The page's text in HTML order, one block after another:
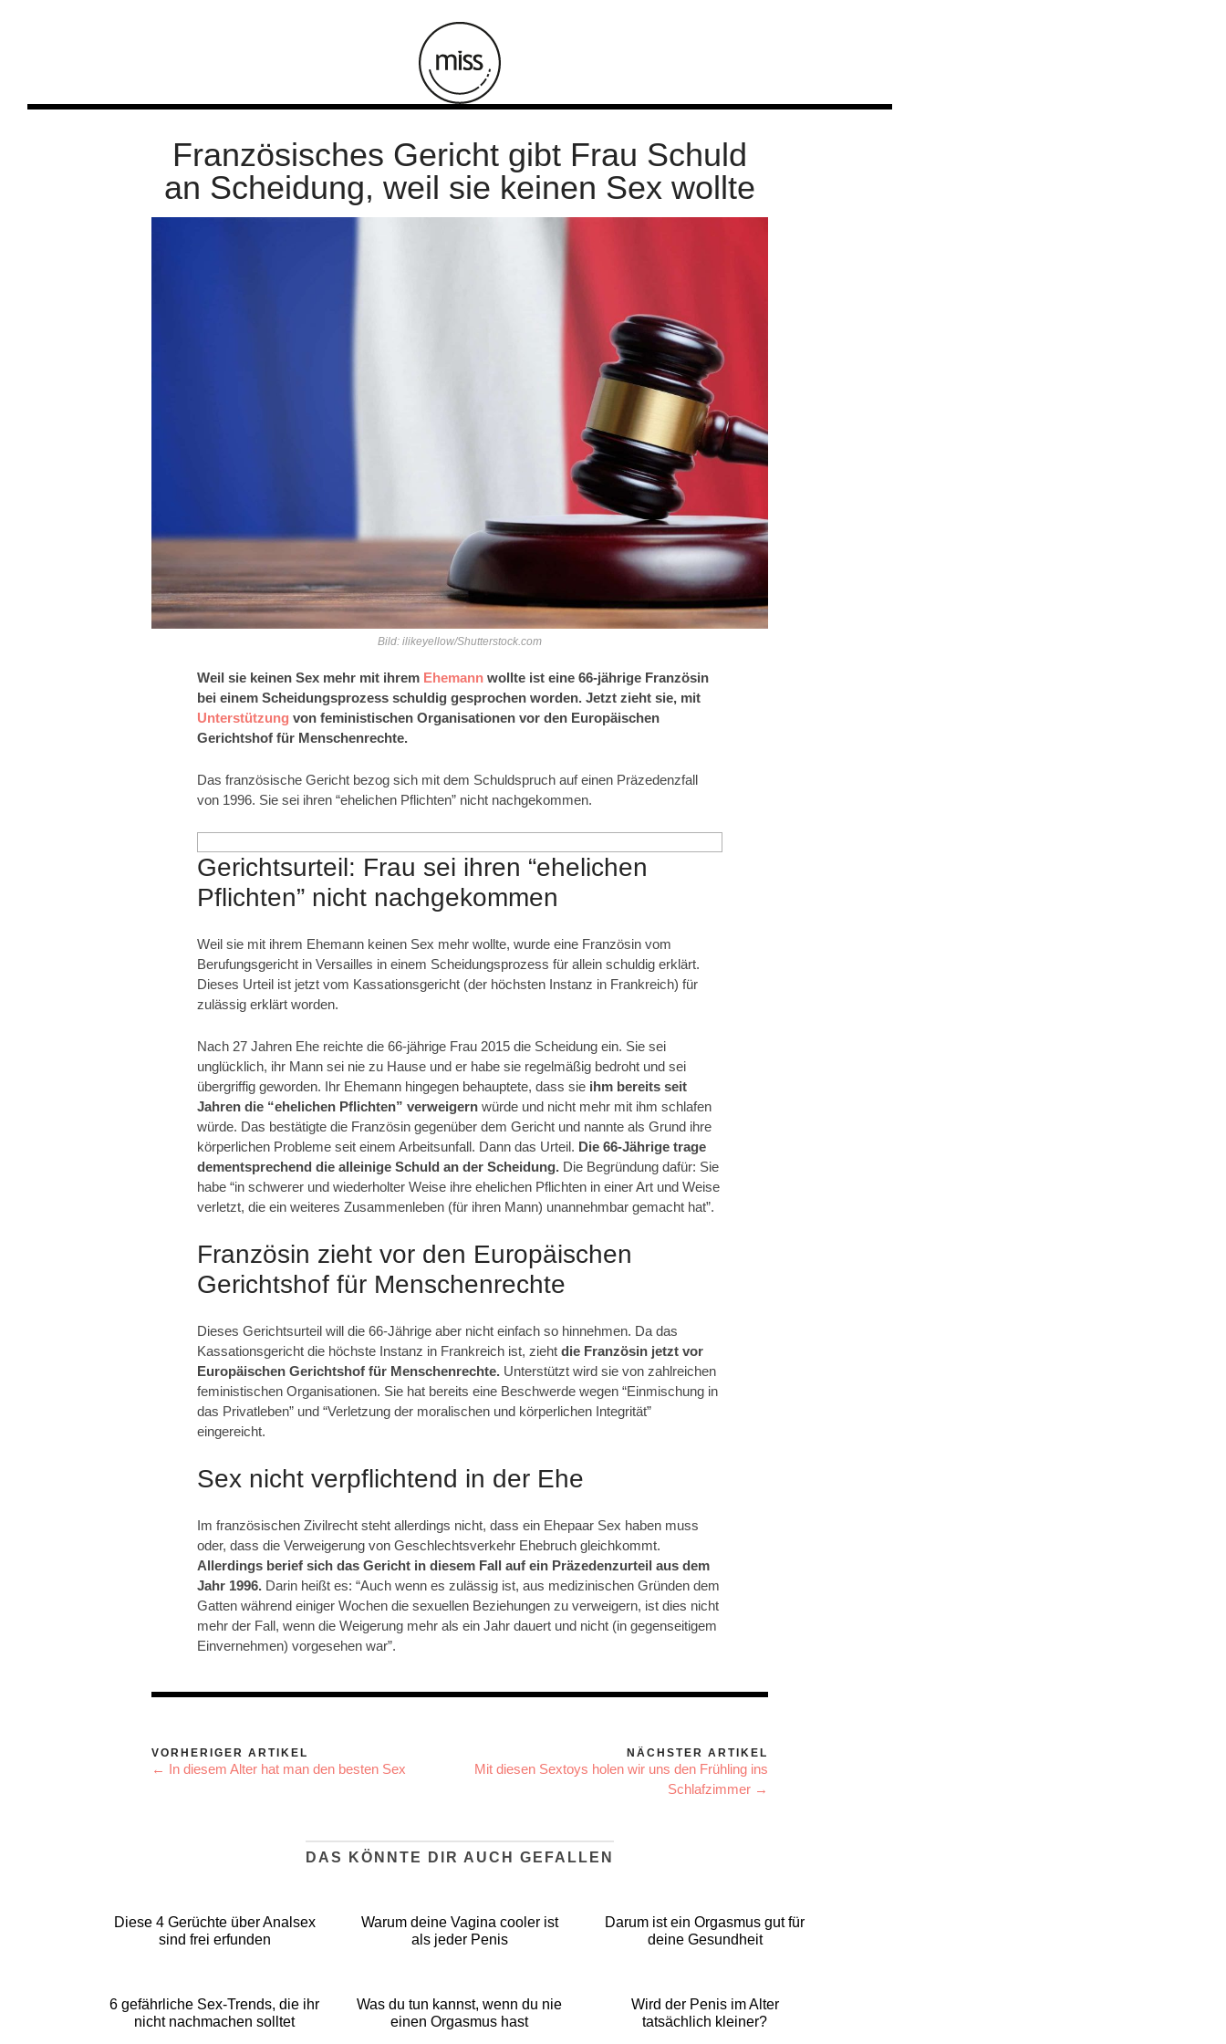
Französisches Gericht gibt Frau Schuld
an Scheidung, weil sie keinen Sex wollte
Bild: ilikeyellow/Shutterstock.com
Weil sie keinen Sex mehr mit ihrem Ehemann wollte ist eine 66-jährige Französin
bei einem Scheidungsprozess schuldig gesprochen worden. Jetzt zieht sie, mit
Unterstützung von feministischen Organisationen vor den Europäischen
Gerichtshof für Menschenrechte.
Das französische Gericht bezog sich mit dem Schuldspruch auf einen Präzedenzfall
von 1996. Sie sei ihren “ehelichen Pflichten” nicht nachgekommen.
Gerichtsurteil: Frau sei ihren “ehelichen
Pflichten” nicht nachgekommen
Weil sie mit ihrem Ehemann keinen Sex mehr wollte, wurde eine Französin vom
Berufungsgericht in Versailles in einem Scheidungsprozess für allein schuldig erklärt.
Dieses Urteil ist jetzt vom Kassationsgericht (der höchsten Instanz in Frankreich) für
zulässig erklärt worden.
Nach 27 Jahren Ehe reichte die 66-jährige Frau 2015 die Scheidung ein. Sie sei
unglücklich, ihr Mann sei nie zu Hause und er habe sie regelmäßig bedroht und sei
übergriffig geworden. Ihr Ehemann hingegen behauptete, dass sie ihm bereits seit
Jahren die “ehelichen Pflichten” verweigern würde und nicht mehr mit ihm schlafen
würde. Das bestätigte die Französin gegenüber dem Gericht und nannte als Grund ihre
körperlichen Probleme seit einem Arbeitsunfall. Dann das Urteil. Die 66-Jährige trage
dementsprechend die alleinige Schuld an der Scheidung. Die Begründung dafür: Sie
habe “in schwerer und wiederholter Weise ihre ehelichen Pflichten in einer Art und Weise
verletzt, die ein weiteres Zusammenleben (für ihren Mann) unannehmbar gemacht hat”.
Französin zieht vor den Europäischen
Gerichtshof für Menschenrechte
Dieses Gerichtsurteil will die 66-Jährige aber nicht einfach so hinnehmen. Da das
Kassationsgericht die höchste Instanz in Frankreich ist, zieht die Französin jetzt vor
Europäischen Gerichtshof für Menschenrechte. Unterstützt wird sie von zahlreichen
feministischen Organisationen. Sie hat bereits eine Beschwerde wegen “Einmischung in
das Privatleben” und “Verletzung der moralischen und körperlichen Integrität”
eingereicht.
Sex nicht verpflichtend in der Ehe
Im französischen Zivilrecht steht allerdings nicht, dass ein Ehepaar Sex haben muss
oder, dass die Verweigerung von Geschlechtsverkehr Ehebruch gleichkommt.
Allerdings berief sich das Gericht in diesem Fall auf ein Präzedenzurteil aus dem
Jahr 1996. Darin heißt es: “Auch wenn es zulässig ist, aus medizinischen Gründen dem
Gatten während einiger Wochen die sexuellen Beziehungen zu verweigern, ist dies nicht
mehr der Fall, wenn die Weigerung mehr als ein Jahr dauert und nicht (in gegenseitigem
Einvernehmen) vorgesehen war”.
VORHERIGER ARTIKEL
← In diesem Alter hat man den besten Sex
NÄCHSTER ARTIKEL
Mit diesen Sextoys holen wir uns den Frühling ins
Schlafzimmer →
DAS KÖNNTE DIR AUCH GEFALLEN
Diese 4 Gerüchte über Analsex
sind frei erfunden
Warum deine Vagina cooler ist
als jeder Penis
Darum ist ein Orgasmus gut für
deine Gesundheit
6 gefährliche Sex-Trends, die ihr
nicht nachmachen solltet
Was du tun kannst, wenn du nie
einen Orgasmus hast
Wird der Penis im Alter
tatsächlich kleiner?